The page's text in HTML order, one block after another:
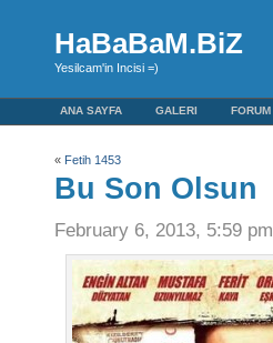
HaBaBaM.BiZ
Yesilcam'in Incisi =)
ANA SAYFA GALERI FORUM
« Fetih 1453
Bu Son Olsun
February 6, 2013, 5:59 pm